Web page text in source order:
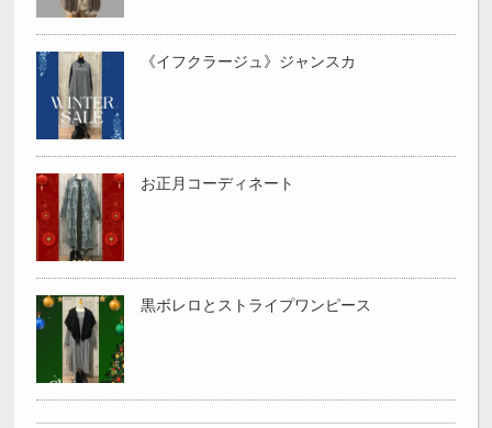
《イフクラージュ》ジャンスカ
お正月コーディネート
黒ボレロとストライプワンピース